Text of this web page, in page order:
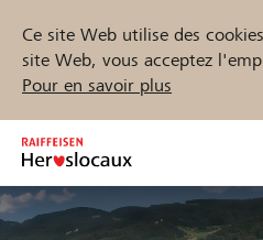
Ce site Web utilise des
site Web, vous acceptez
Pour en savoir plus
Inhalt
springen